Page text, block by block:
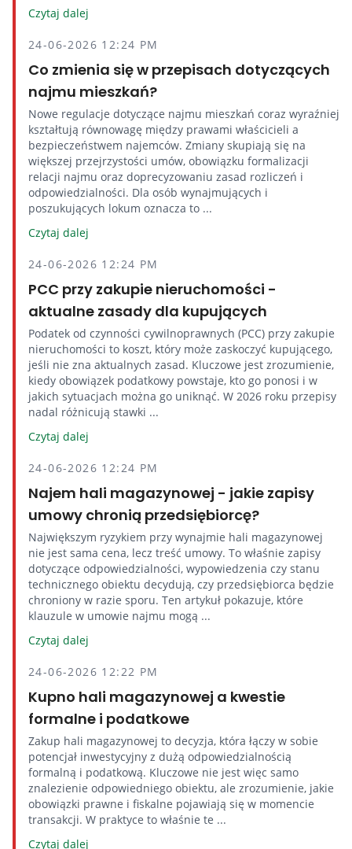
Czytaj dalej
24-06-2026 12:24 PM
Co zmienia się w przepisach dotyczących
najmu mieszkań?
Nowe regulacje dotyczące najmu mieszkań coraz wyraźniej
kształtują równowagę między prawami właścicieli a
bezpieczeństwem najemców. Zmiany skupiają się na
większej przejrzystości umów, obowiązku formalizacji
relacji najmu oraz doprecyzowaniu zasad rozliczeń i
odpowiedzialności. Dla osób wynajmujących i
poszukujących lokum oznacza to ...
Czytaj dalej
24-06-2026 12:24 PM
PCC przy zakupie nieruchomości -
aktualne zasady dla kupujących
Podatek od czynności cywilnoprawnych (PCC) przy zakupie
nieruchomości to koszt, który może zaskoczyć kupującego,
jeśli nie zna aktualnych zasad. Kluczowe jest zrozumienie,
kiedy obowiązek podatkowy powstaje, kto go ponosi i w
jakich sytuacjach można go uniknąć. W 2026 roku przepisy
nadal różnicują stawki ...
Czytaj dalej
24-06-2026 12:24 PM
Najem hali magazynowej - jakie zapisy
umowy chronią przedsiębiorcę?
Największym ryzykiem przy wynajmie hali magazynowej
nie jest sama cena, lecz treść umowy. To właśnie zapisy
dotyczące odpowiedzialności, wypowiedzenia czy stanu
technicznego obiektu decydują, czy przedsiębiorca będzie
chroniony w razie sporu. Ten artykuł pokazuje, które
klauzule w umowie najmu mogą ...
Czytaj dalej
24-06-2026 12:22 PM
Kupno hali magazynowej a kwestie
formalne i podatkowe
Zakup hali magazynowej to decyzja, która łączy w sobie
potencjał inwestycyjny z dużą odpowiedzialnością
formalną i podatkową. Kluczowe nie jest więc samo
znalezienie odpowiedniego obiektu, ale zrozumienie, jakie
obowiązki prawne i fiskalne pojawiają się w momencie
transakcji. W praktyce to właśnie te ...
Czytaj dalej